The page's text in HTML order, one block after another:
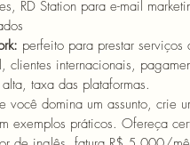
RD Station para e-mail
perfeito para prestar
clientes internacionais,
taxa das plataformas.
você domina um assunto, crie
exemplos práticos. Ofereça